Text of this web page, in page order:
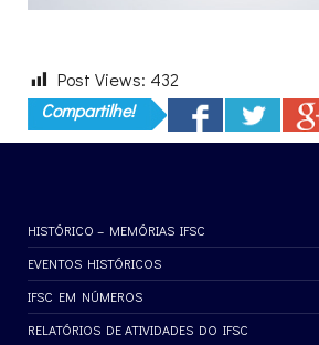
Post Views: 432
Compartilhe!
HISTÓRICO – MEMÓRIAS IFSC
EVENTOS HISTÓRICOS
IFSC EM NÚMEROS
RELATÓRIOS DE ATIVIDADES DO IFSC